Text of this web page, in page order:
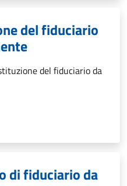
del fiduciario
del fiduciario da
di fiduciario da